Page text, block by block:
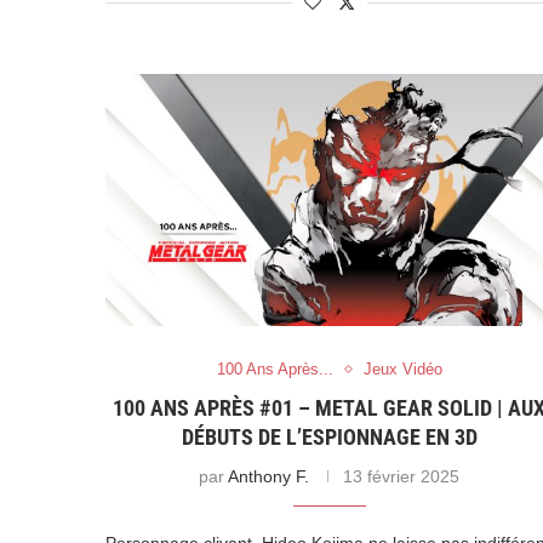
100 Ans Après... Jeux Vidéo
100 ANS APRÈS #01 – METAL GEAR SOLID |
DÉBUTS DE L’ESPIONNAGE EN 3D
parAnthony F. 13 février 2025